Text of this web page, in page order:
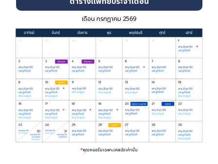
เดือน กรกฎาคม 2569
*คุณหมอรับเฉพาะเคสนัดเท่านั้น